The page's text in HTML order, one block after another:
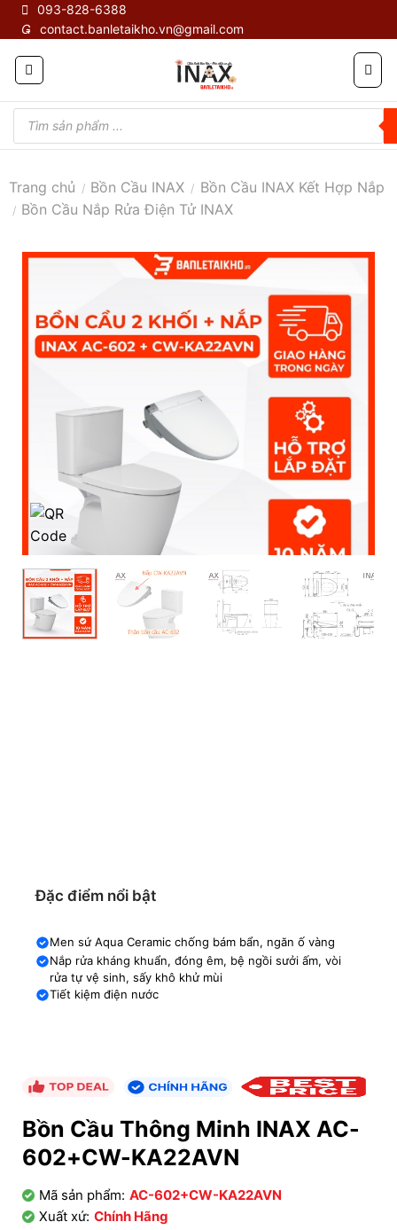
Skip
content
093-828-6388
contact.banletaikho.vn@gmail.com
Tìm
kiếm
phẩm
Trang chủ / Bồn Cầu INAX / Bồn Cầu INAX Kết Hợp Nắp
/ Bồn Cầu Nắp Rửa Điện Tử INAX
Đặc điểm nổi bật
Men sứ Aqua Ceramic chống bám bẩn, ngăn ố vàng
Nắp rửa kháng khuẩn, đóng êm, bệ ngồi sưởi ấm, vòi
rửa tự vệ sinh, sấy khô khử mùi
Tiết kiệm điện nước
Bồn Cầu Thông Minh INAX AC-
602+CW-KA22AVN
Mã sản phẩm: AC-602+CW-KA22AVN
Xuất xứ: Chính Hãng